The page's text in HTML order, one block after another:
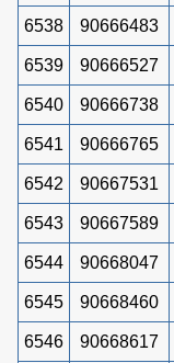
6538 90666483
6539 90666527
6540 90666738
6541 90666765
6542 90667531
6543 90667589
6544 90668047
6545 90668460
6546 90668617